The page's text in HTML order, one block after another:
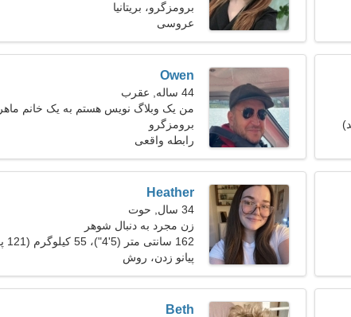
برومزگرو، بریتانیا
عروسی
Owen
44 ساله, عقرب
من یک وبلاگ نویس هستم به یک خانم ماهر
نیازمندم
برومزگرو
رابطه واقعی
Heather
34 سال, حوت
زن مجرد به دنبال شوهر
162 سانتی متر (5'4")، 55 کیلوگرم (121 پوند)
پیانو زدن، روش
Beth